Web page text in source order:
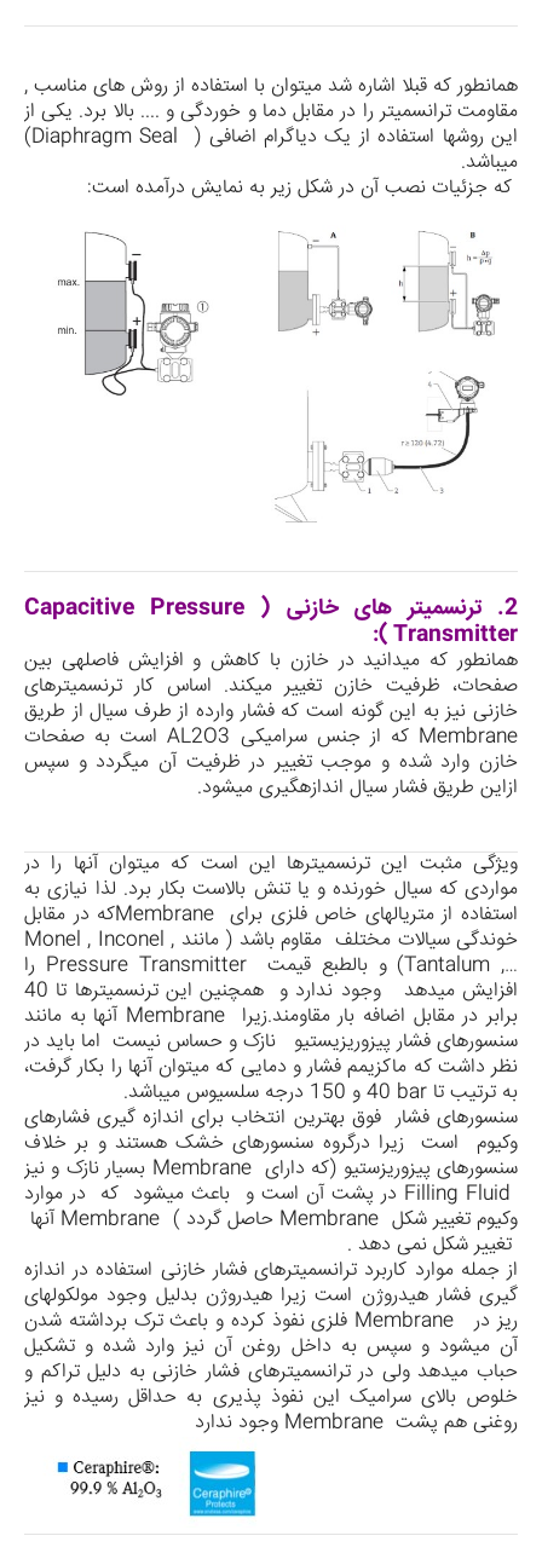
همانطور که قبلا اشاره شد می­توان با استفاده از روش های مناسب ,
مقاومت ترانسمیتر را در مقابل دما و خوردگی و .... بالا برد. یکی از
این روش­ها استفاده از یک دیاگرام اضافی ( Diaphragm Seal
)
می­باشد.
که جزئیات نصب آن در شکل زیر به نمایش درآمده است:
2. ترنسمیتر های خازنی ( Capacitive Pressure
Transmitter ):
همانطور که می­دانید در خازن با کاهش و افزایش فاصله­ی بین
صفحات، ظرفیت خازن تغییر می­کند. اساس کار ترنسمیترهای
خازنی نیز به این گونه است که فشار وارده از طرف سیال از طریق
Membrane
که از جنس سرامیکی AL2O3 است به صفحات
خازن وارد شده و موجب تغییر در ظرفیت آن می­گردد و سپس
ازاین طریق فشار سیال اندازه­گیری می­شود.
ویژگی­ مثبت این ترنسمیترها این است که می­توان آن­ها را در
مواردی که سیال خورنده و یا تنش بالاست بکار برد. لذا نیازی به
استفاده از متریالهای خاص فلزی برای Membraneکه در مقابل
خوندگی سیالات مختلف مقاوم باشد ( مانند Monel , Inconel ,
Tantalum ,…) و بالطبع قیمت Pressure Transmitter را
افزایش میدهد وجود ندارد و همچنین این ترنسمیترها تا 40
برابر در مقابل اضافه بار مقاومند.زیرا Membrane آنها به مانند
سنسورهای فشار پیزوریزیستیو نازک و حساس نیست اما باید در
نظر داشت که ماکزیمم فشار و دمایی که می­توان آن­ها را بکار گرفت،
به ترتیب تا 40 bar و 150 درجه سلسیوس می­باشد.
سنسورهای فشار فوق بهترین انتخاب برای اندازه گیری فشارهای
وکیوم است زیرا درگروه سنسورهای خشک هستند و بر خلاف
سنسورهای پیزوریزستیو )که دارای Membrane بسیار نازک و نیز
Filling Fluid در پشت آن است و باعث میشود که در موارد
وکیوم تغییر شکل Membrane حاصل گردد ) Membrane آنها
تغییر شکل نمی دهد .
از جمله موارد کاربرد ترانسمیترهای فشار خازنی استفاده در اندازه
گیری فشار هیدروژن است زیرا هیدروژن بدلیل وجود مولکولهای
ریز در
Membrane فلزی نفوذ کرده و باعث ترک برداشته شدن
آن میشود و سپس به داخل روغن آن نیز وارد شده و تشکیل
حباب میدهد ولی در ترانسمیترهای فشار خازنی به دلیل تراکم و
خلوص بالای سرامیک این نفوذ پذیری به حداقل رسیده و نیز
روغنی هم پشت Membrane وجود ندارد